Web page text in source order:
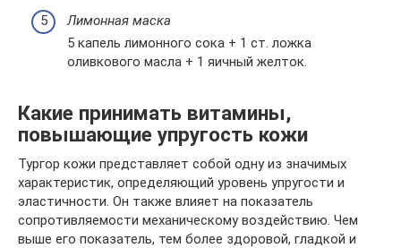
Лимонная маска
5 капель лимонного сока + 1 ст. ложка
оливкового масла + 1 яичный желток.
Какие принимать витамины,
повышающие упругость кожи
Тургор кожи представляет собой одну из значимых
характеристик, определяющий уровень упругости и
эластичности. Он также влияет на показатель
сопротивляемости механическому воздействию. Чем
выше его показатель, тем более здоровой, гладкой и